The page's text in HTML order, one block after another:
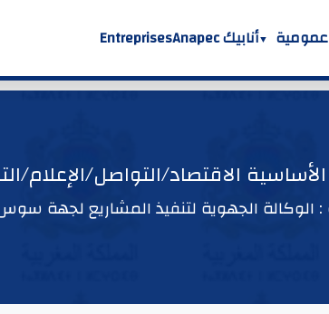
أنابيك Anapec Entreprises
الاقتصاد/التواصل/
الجهوية لتنفيذ المشاريع لجهة